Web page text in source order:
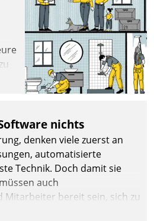
nichts
denken viele zuerst an
automatisierte
Technik. Doch damit sie
auch
Mitarbeiter bereit sein, sich zu
sonst werden sie an ihr